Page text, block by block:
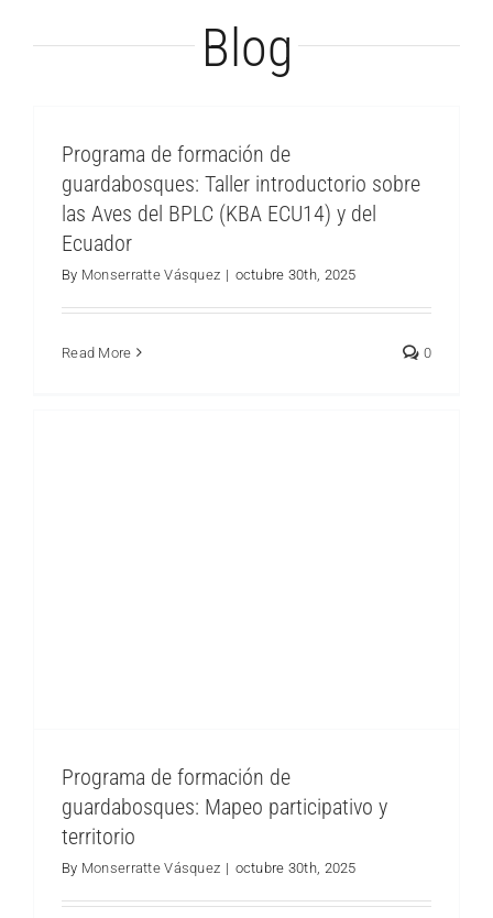
Blog
Programa de formación de
guardabosques: Taller introductorio sobre
las Aves del BPLC (KBA ECU14) y del
Ecuador
By Monserratte Vásquez | octubre 30th, 2025
Read More 0
Programa de formación de guardabosques:
Mapeo participativo y territorio
en La Estación Científica Los Cedros
Programa de formación de
guardabosques: Mapeo participativo y
territorio
By Monserratte Vásquez | octubre 30th, 2025
Gira de Intercambio a Yunguilla: Inspiración y
Esperanza para las Comunidades del Bosque